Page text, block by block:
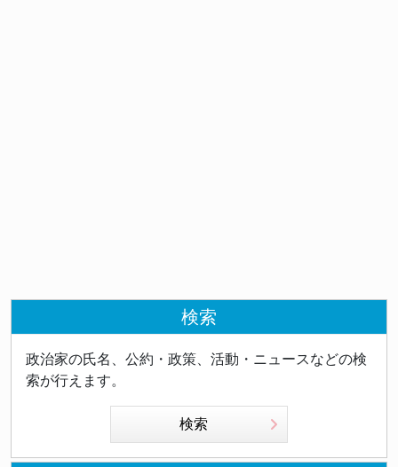
検索
政治家の氏名、公約・政策、活動・ニュースなどの検
索が行えます。
検索